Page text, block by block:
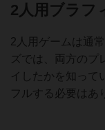
2人用ブラフ
2人用ゲームは通
ズでは、両方のプ
イしたかを知って
フルする必要はあ